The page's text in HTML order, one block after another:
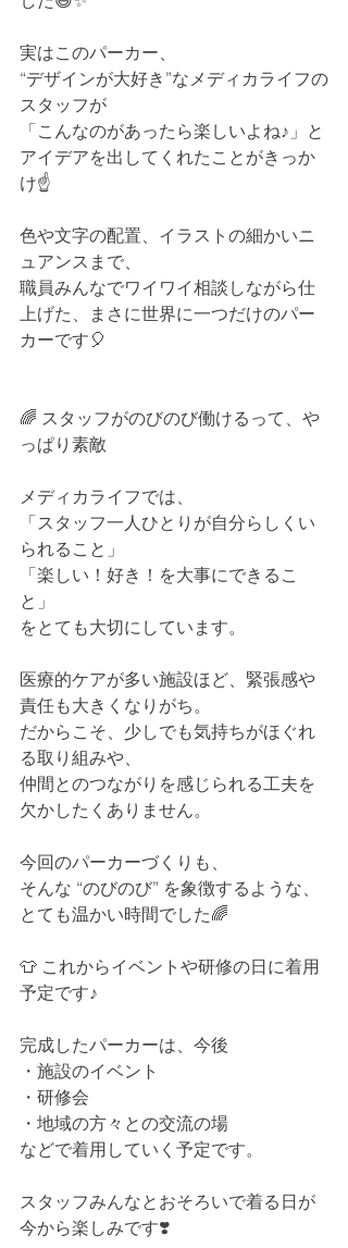
実はこのパーカー、
“デザインが大好き”なメディカライフの
スタッフが
「こんなのがあったら楽しいよね♪」と
アイデアを出してくれたことがきっか
け☝️
色や文字の配置、イラストの細かいニ
ュアンスまで、
職員みんなでワイワイ相談しながら仕
上げた、まさに世界に一つだけのパー
カーです🎈
🌈 スタッフがのびのび働けるって、や
っぱり素敵
メディカライフでは、
「スタッフ一人ひとりが自分らしくい
られること」
「楽しい！好き！を大事にできるこ
と」
をとても大切にしています。
医療的ケアが多い施設ほど、緊張感や
責任も大きくなりがち。
だからこそ、少しでも気持ちがほぐれ
る取り組みや、
仲間とのつながりを感じられる工夫を
欠かしたくありません。
今回のパーカーづくりも、
そんな “のびのび” を象徴するような、
とても温かい時間でした🌈
👕 これからイベントや研修の日に着用
予定です♪
完成したパーカーは、今後
・施設のイベント
・研修会
・地域の方々との交流の場
などで着用していく予定です。
スタッフみんなとおそろいで着る日が
今から楽しみです❣️